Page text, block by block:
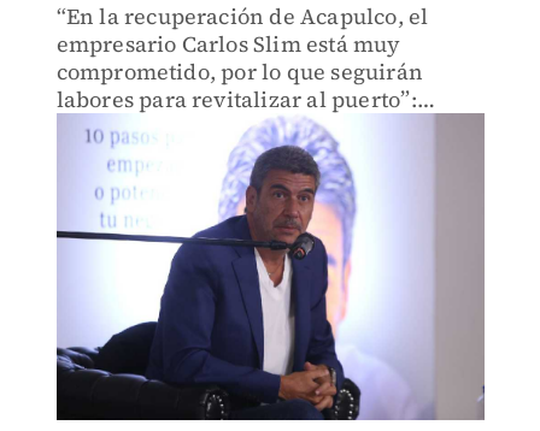
“En la recuperación de Acapulco, el
empresario Carlos Slim está muy
comprometido, por lo que seguirán
labores para revitalizar al puerto”:
Arturo Elías.